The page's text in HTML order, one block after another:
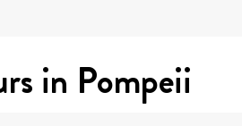
in Pompeii